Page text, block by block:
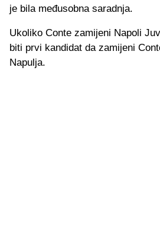
je bila međusobna saradnja.
Ukoliko Conte zamijeni Napoli
biti prvi kandidat da zamijeni
Napulja.